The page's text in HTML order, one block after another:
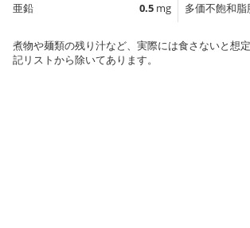
亜鉛
0.5 mg
多価不飽和脂
煮物や麺類の残り汁など、実際には食さないと想
記リストから除いてあります。